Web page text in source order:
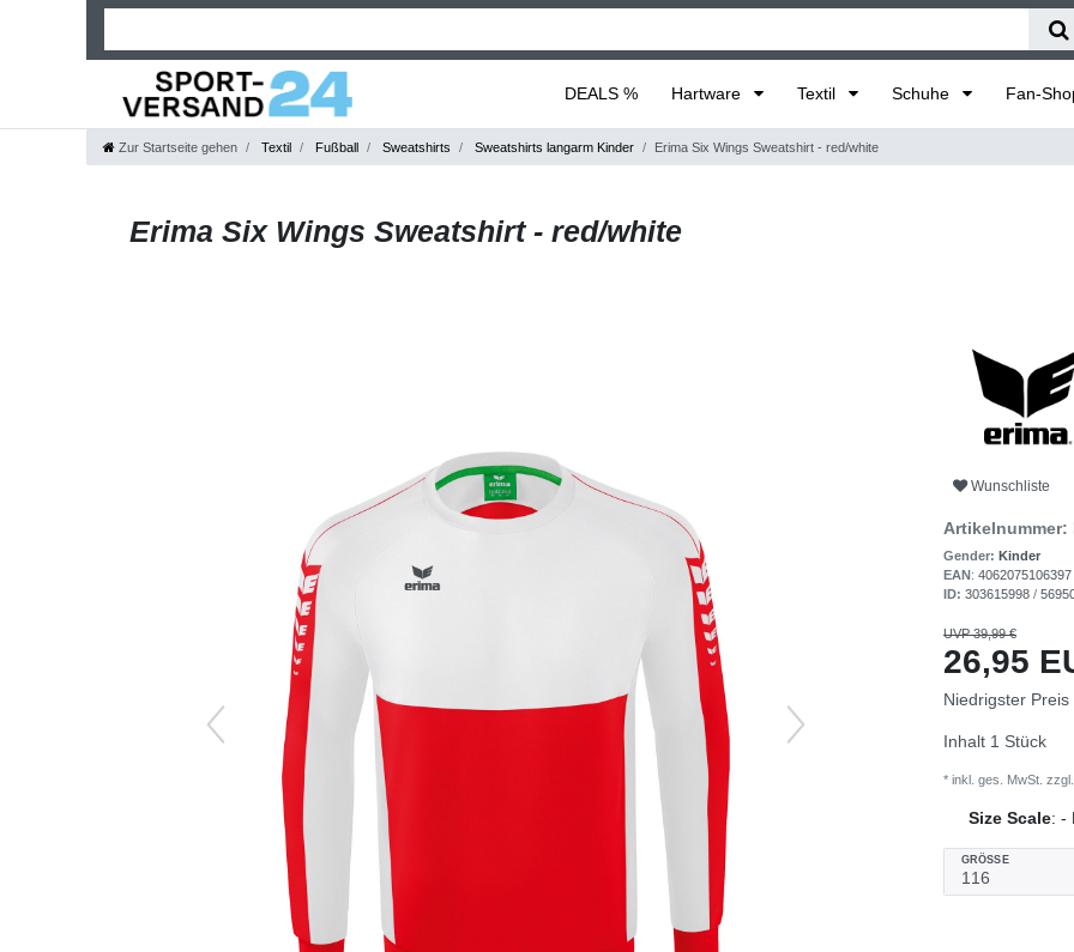
DEALS % Hartware Textil Schuhe Fan-
Zur Startseite gehen Textil Fußball Sweatshirts Sweatshirts langarm Kinder Erima Six Wings Sweatshirt - red/white
Erima Six Wings Sweatshirt - red/white
Wunschliste
Artikelnummer:
Gender: Kinder
EAN: 4062075106397
ID: 303615998 /
UVP 39,99 €
26,95
Niedrigster
Inhalt 1 Stück
* inkl. ges. MwSt. zzgl.
Size Scale: -
GRÖSSE